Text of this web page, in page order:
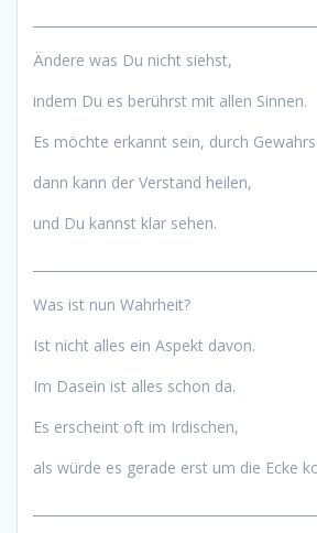
Ändere was Du nicht siehst,
indem Du es berührst mit allen Sinnen.
Es möchte erkannt sein, durch
dann kann der Verstand heilen,
und Du kannst klar sehen.
Was ist nun Wahrheit?
Ist nicht alles ein Aspekt davon.
Im Dasein ist alles schon da.
Es erscheint oft im Irdischen,
als würde es gerade erst um die Ecke